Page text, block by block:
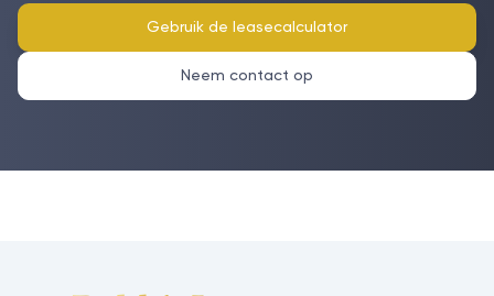
Gebruik de leasecalculator
Neem contact op